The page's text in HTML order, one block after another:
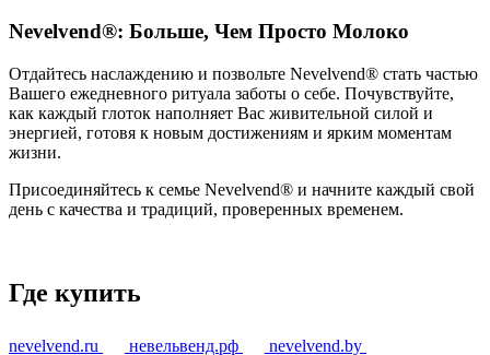
Nevelvend®: Больше, Чем Просто Молоко
Отдайтесь наслаждению и позвольте Nevelvend® стать частью
Вашего ежедневного ритуала заботы о себе. Почувствуйте,
как каждый глоток наполняет Вас живительной силой и
энергией, готовя к новым достижениям и ярким моментам
жизни.
Присоединяйтесь к семье Nevelvend® и начните каждый свой
день с качества и традиций, проверенных временем.
Где купить
nevelvend.ru невельвенд.рф nevelvend.by